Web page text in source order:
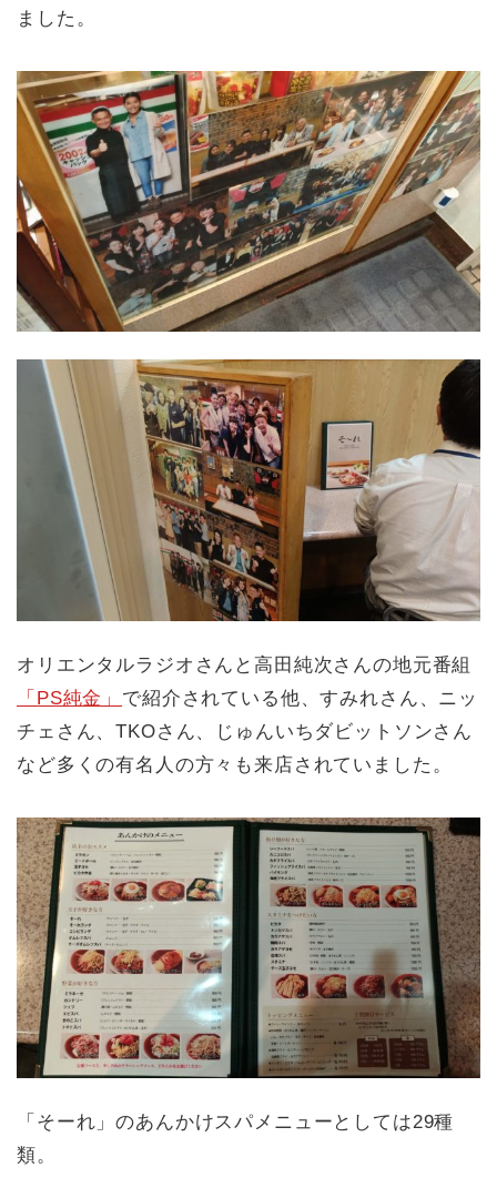
ました。
オリエンタルラジオさんと高田純次さんの地元番組
「PS純金」 で紹介されている他、すみれさん、ニッ
チェさん、TKOさん、じゅんいちダビットソンさん
など多くの有名人の方々も来店されていました。
「そーれ」のあんかけスパメニューとしては29種
類。